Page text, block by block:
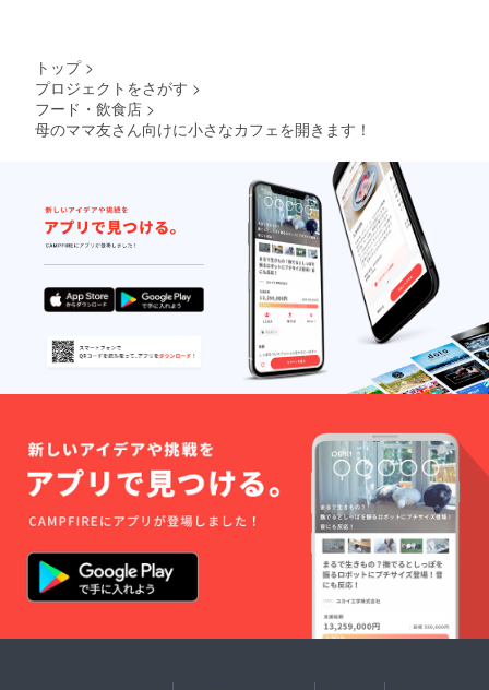
トップ >
プロジェクトをさがす >
フード・飲食店 >
母のママ友さん向けに小さなカフェを開きます！